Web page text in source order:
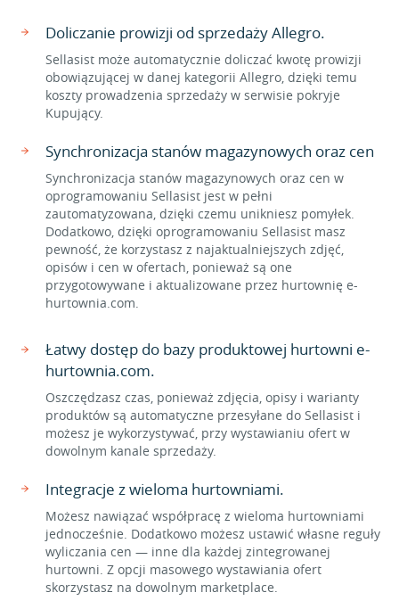
Doliczanie prowizji od sprzedaży Allegro.
Sellasist może automatycznie doliczać kwotę prowizji
obowiązującej w danej kategorii Allegro, dzięki temu
koszty prowadzenia sprzedaży w serwisie pokryje
Kupujący.
Synchronizacja stanów magazynowych oraz cen
Synchronizacja stanów magazynowych oraz cen w
oprogramowaniu Sellasist jest w pełni
zautomatyzowana, dzięki czemu unikniesz pomyłek.
Dodatkowo, dzięki oprogramowaniu Sellasist masz
pewność, że korzystasz z najaktualniejszych zdjęć,
opisów i cen w ofertach, ponieważ są one
przygotowywane i aktualizowane przez hurtownię e-
hurtownia.com.
Łatwy dostęp do bazy produktowej hurtowni e-
hurtownia.com.
Oszczędzasz czas, ponieważ zdjęcia, opisy i warianty
produktów są automatyczne przesyłane do Sellasist i
możesz je wykorzystywać, przy wystawianiu ofert w
dowolnym kanale sprzedaży.
Integracje z wieloma hurtowniami.
Możesz nawiązać współpracę z wieloma hurtowniami
jednocześnie. Dodatkowo możesz ustawić własne reguły
wyliczania cen — inne dla każdej zintegrowanej
hurtowni. Z opcji masowego wystawiania ofert
skorzystasz na dowolnym marketplace.